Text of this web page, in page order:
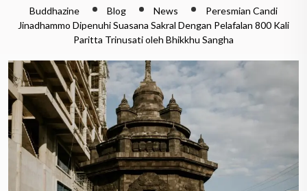
Buddhazine Blog News
Peresmian Candi
Jinadhammo Dipenuhi Suasana Sakral Dengan Pelafalan 800 Kali
Paritta Trinusati oleh Bhikkhu Sangha